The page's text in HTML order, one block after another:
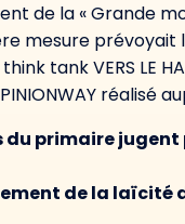
de la « Grande
mesure
tank VERS LE
réalisé
du primaire
de la